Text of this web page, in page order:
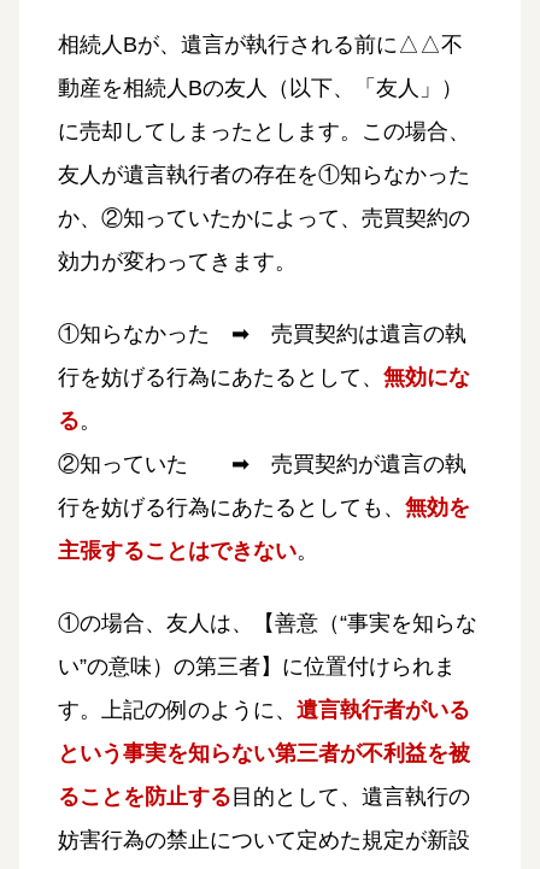
相続人Bが、遺言が執行される前に△△不
動産を相続人Bの友人（以下、「友人」）
に売却してしまったとします。この場合、
友人が遺言執行者の存在を①知らなかった
か、②知っていたかによって、売買契約の
効力が変わってきます。
①知らなかった ➡ 売買契約は遺言の執
行を妨げる行為にあたるとして、 無効にな
る。
②知っていた ➡ 売買契約が遺言の執
行を妨げる行為にあたるとしても、 無効を
主張することはできない。
①の場合、友人は、【善意（“事実を知らな
い”の意味）の第三者】に位置付けられま
す。上記の例のように、 遺言執行者がいる
という事実を知らない第三者が不利益を被
ることを防止する目的として、遺言執行の
妨害行為の禁止について定めた規定が新設